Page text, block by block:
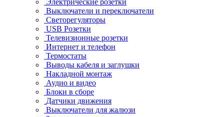
Выключатели и переключатели
Светорегуляторы
USB Розетки
Телевизионные розетки
Интернет и телефон
Термостаты
Выводы кабеля и заглушки
Накладной монтаж
Аудио и видео
Блоки в сборе
Датчики движения
Выключатели для жалюзи